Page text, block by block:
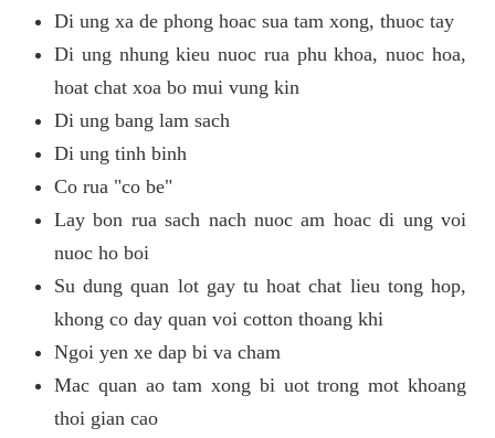
Di ung xa de phong hoac sua tam xong, thuoc tay
Di ung nhung kieu nuoc rua phu khoa, nuoc hoa,
hoat chat xoa bo mui vung kin
Di ung bang lam sach
Di ung tinh binh
Co rua "co be"
Lay bon rua sach nach nuoc am hoac di ung voi
nuoc ho boi
Su dung quan lot gay tu hoat chat lieu tong hop,
khong co day quan voi cotton thoang khi
Ngoi yen xe dap bi va cham
Mac quan ao tam xong bi uot trong mot khoang
thoi gian cao